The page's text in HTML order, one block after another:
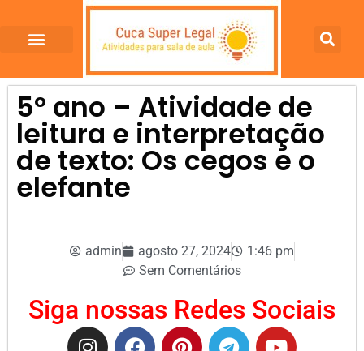
5º ano – Atividade de
leitura e interpretação
de texto: Os cegos e o
elefante
admin agosto 27, 2024
1:46 pm
Sem Comentários
Siga nossas Redes Sociais